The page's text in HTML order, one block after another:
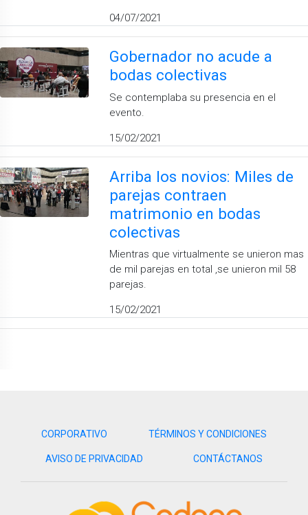
04/07/2021
Gobernador no acude a
bodas colectivas
Se contemplaba su presencia en el
evento.
15/02/2021
Arriba los novios: Miles de
parejas contraen
matrimonio en bodas
colectivas
Mientras que virtualmente se unieron mas
de mil parejas en total ,se unieron mil 58
parejas.
15/02/2021
CORPORATIVO TÉRMINOS Y CONDICIONES
AVISO DE PRIVACIDAD CONTÁCTANOS